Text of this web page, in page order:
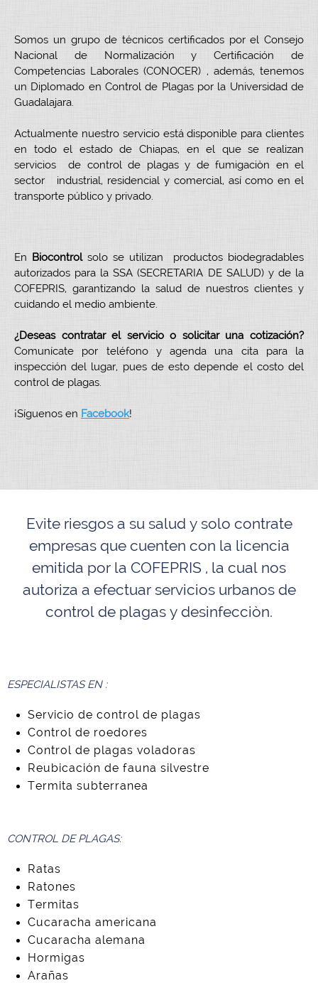
Somos un grupo de técnicos certificados por el Consejo
Nacional de Normalización y Certificación de
Competencias Laborales (CONOCER) , además, tenemos
un Diplomado en Control de Plagas por la Universidad de
Guadalajara.
Actualmente nuestro servicio está disponible para clientes
en todo el estado de Chiapas, en el que se realizan
servicios de control de plagas y de fumigaciòn en el
sector industrial, residencial y comercial, así como en el
transporte público y privado.
En Biocontrolsolo se utilizan productos biodegradables
autorizados para la SSA (SECRETARIA DE SALUD) y de la
COFEPRIS, garantizando la salud de nuestros clientes y
cuidando el medio ambiente.
¿Deseas contratar el servicio o solicitar una cotización?
Comunícate por teléfono y agenda una cita para la
inspección del lugar, pues de esto depende el costo del
control de plagas.
¡Síguenos en Facebook!
Evite riesgos a su salud y solo contrate
empresas que cuenten con la licencia
emitida por la COFEPRIS , la cual nos
autoriza a efectuar servicios urbanos de
control de plagas y desinfecciòn.
ESPECIALISTAS EN :
Servicio de control de plagas
Control de roedores
Control de plagas voladoras
Reubicación de fauna silvestre
Termita subterranea
CONTROL DE PLAGAS:
Ratas
Ratones
Termitas
Cucaracha americana
Cucaracha alemana
Hormigas
Arañas